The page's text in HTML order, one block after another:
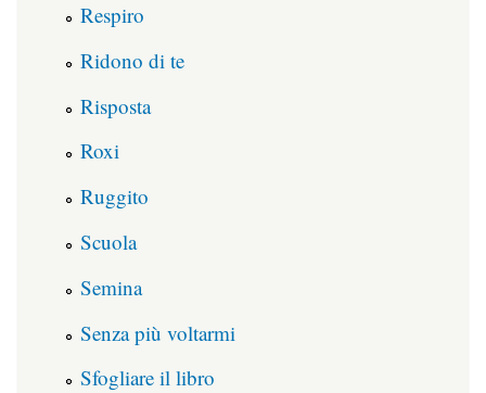
Respiro
Ridono di te
Risposta
Roxi
Ruggito
Scuola
Semina
Senza più voltarmi
Sfogliare il libro